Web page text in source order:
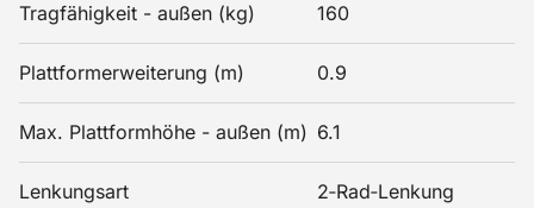
Tragfähigkeit - außen (kg) 160
Plattformerweiterung (m) 0.9
Max. Plattformhöhe - außen (m) 6.1
Lenkungsart 2‑Rad‑Lenkung